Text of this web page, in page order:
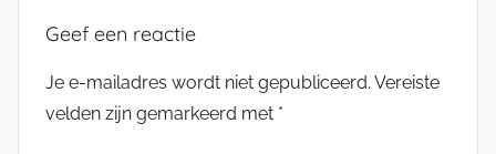
Geef een reactie
Je e-mailadres wordt niet gepubliceerd. Vereiste
velden zijn gemarkeerd met *